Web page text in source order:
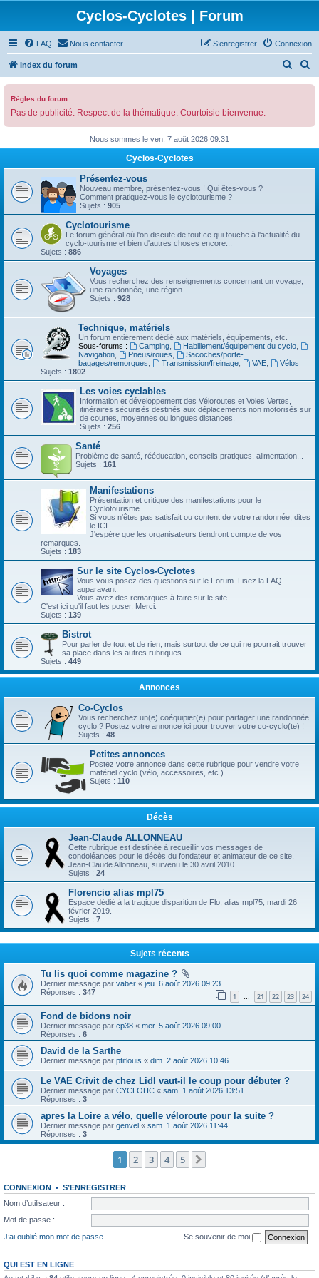
Cyclos-Cyclotes | Forum
FAQ Nous contacter Connexion
S’enregistrer
Index du forum
r
c
r
r
c
r
Règles du forum
Pas de publicité. Respect de la thématique. Courtoisie bienvenue.
Nous sommes le ven. 7 août 2026 09:31
Cyclos-Cyclotes
Présentez-vous
Nouveau membre, présentez-vous ! Qui êtes-vous ?
Comment pratiquez-vous le cyclotourisme ?
Sujets : 905
Cyclotourisme
Le forum général où l'on discute de tout ce qui touche à l'actualité du
cyclo-tourisme et bien d'autres choses encore...
Sujets : 886
Voyages
Vous recherchez des renseignements concernant un voyage,
une randonnée, une région.
Sujets : 928
Technique, matériels
Un forum entièrement dédié aux matériels, équipements, etc.
Sous-forums :
Camping, Habillement/équipement du cyclo,
Navigation
Pneus/roues
Sacoches/porte-
bagages/remorques
Transmission/freinage, VAE,
Vélos
Sujets : 1802
Les voies cyclables
Information et développement des Véloroutes et Voies Vertes,
itinéraires sécurisés destinés aux déplacements non motorisés sur
de courtes, moyennes ou longues distances.
Sujets : 256
Santé
Problème de santé, rééducation, conseils pratiques, alimentation...
Sujets : 161
Manifestations
Présentation et critique des manifestations pour le
Cyclotourisme.
Si vous n'êtes pas satisfait ou content de votre randonnée, dites
le ICI.
J'espère que les organisateurs tiendront compte de vos
remarques.
Sujets : 183
Sur le site Cyclos-Cyclotes
Vous vous posez des questions sur le Forum. Lisez la FAQ
auparavant.
Vous avez des remarques à faire sur le site.
C'est ici qu'il faut les poser. Merci.
Sujets : 139
Bistrot
Pour parler de tout et de rien, mais surtout de ce qui ne pourrait trouver
sa place dans les autres rubriques...
Sujets : 449
Annonces
Co-Cyclos
Vous recherchez un(e) coéquipier(e) pour partager une randonnée
cyclo ? Postez votre annonce ici pour trouver votre co-cyclo(te) !
Sujets : 48
Petites annonces
Postez votre annonce dans cette rubrique pour vendre votre
matériel cyclo (vélo, accessoires, etc.).
Sujets : 110
Décès
Jean-Claude ALLONNEAU
Cette rubrique est destinée à recueillir vos messages de
condoléances pour le décès du fondateur et animateur de ce site,
Jean-Claude Allonneau, survenu le 30 avril 2010.
Sujets : 24
Florencio alias mpl75
Espace dédié à la tragique disparition de Flo, alias mpl75, mardi 26
février 2019.
Sujets : 7
Sujets récents
Tu lis quoi comme magazine ?
Dernier message par vaber « jeu. 6 août 2026 09:23
Réponses : 347 1 … 21 22 23 24
Fond de bidons noir
Dernier message par cp38 « mer. 5 août 2026 09:00
Réponses : 6
David de la Sarthe
Dernier message par ptitlouis « dim. 2 août 2026 10:46
Le VAE Crivit de chez Lidl vaut-il le coup pour débuter ?
Dernier message par CYCLOHC « sam. 1 août 2026 13:51
Réponses : 3
apres la Loire a vélo, quelle véloroute pour la suite ?
Dernier message par genvel « sam. 1 août 2026 11:44
Réponses : 3
1 2 3 4 5
CONNEXION • S’ENREGISTRER
Nom d’utilisateur :
Mot de passe :
J’ai oublié mon mot de passe
Se souvenir de moi
QUI EST EN LIGNE